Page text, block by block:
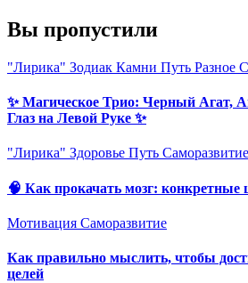
Вы пропустили
"Лирика" Зодиак Камни Путь Разное
✨ Магическое Трио: Черный Агат,
Глаз на Левой Руке ✨
"Лирика" Здоровье Путь Саморазвитие
🧠 Как прокачать мозг: конкретные
Мотивация Саморазвитие
Как правильно мыслить, чтобы
целей